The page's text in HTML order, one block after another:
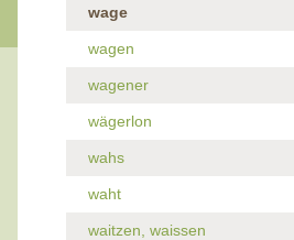
wage
wagen
wagener
wägerlon
wahs
waht
waitzen, waissen